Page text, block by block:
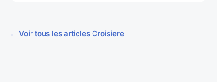
← Voir tous les articles Croisiere